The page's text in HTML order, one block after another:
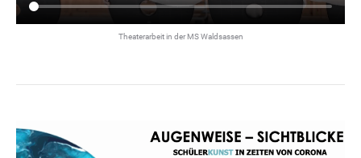
Theaterarbeit in der MS Waldsassen